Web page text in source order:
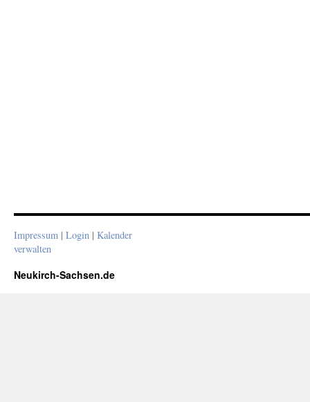
Impressum | Login | Kalender
verwalten
Neukirch-Sachsen.de